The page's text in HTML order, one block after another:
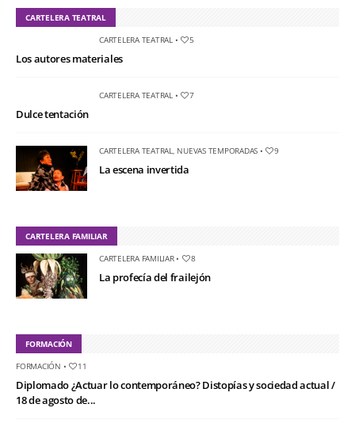
CARTELERA TEATRAL
CARTELERA TEATRAL• 5
Los autores materiales
CARTELERA TEATRAL• 7
Dulce tentación
CARTELERA TEATRAL, NUEVAS TEMPORADAS • 9
La escena invertida
CARTELERA FAMILIAR
CARTELERA FAMILIAR• 8
La profecía del frailejón
FORMACIÓN
FORMACIÓN • 11
Diplomado ¿Actuar lo contemporáneo? Distopías y sociedad actual /
18 de agosto de...